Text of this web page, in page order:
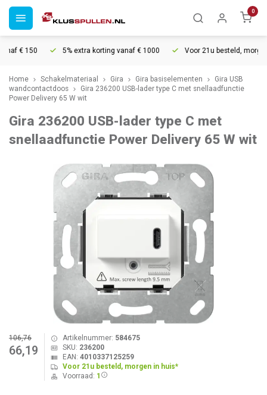
0
€ 150 5% extra korting vanaf € 1000 Voor 21u besteld, morgen
Home Schakelmateriaal Gira Gira basiselementen
Gira USB
wandcontactdoos
Gira 236200 USB-lader type C met snellaadfunctie
Power Delivery 65 W wit
Gira 236200 USB-lader type C met
snellaadfunctie Power Delivery 65 W wit
106,76
66,19
Artikelnummer: 584675
SKU: 236200
EAN: 4010337125259
Voor 21u besteld, morgen in huis*
Voorraad: 1